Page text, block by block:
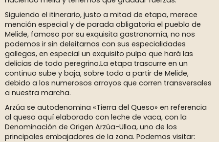
Siguiendo el itinerario, justo a mitad de etapa, merece
mención especial y de parada obligatoria el pueblo de
Melide, famoso por su exquisita gastronomía, no nos
podemos ir sin deleitarnos con sus especialidades
gallegas, en especial un exquisito pulpo que hará las
delicias de todo peregrino.La etapa trascurre en un
continuo sube y baja, sobre todo a partir de Melide,
debido a los numerosos arroyos que corren transversales
a nuestra marcha.
Arzúa se autodenomina «Tierra del Queso» en referencia
al queso aquí elaborado con leche de vaca, con la
Denominación de Origen Arzúa-Ulloa, uno de los
principales embajadores de la zona. Podemos visitar: